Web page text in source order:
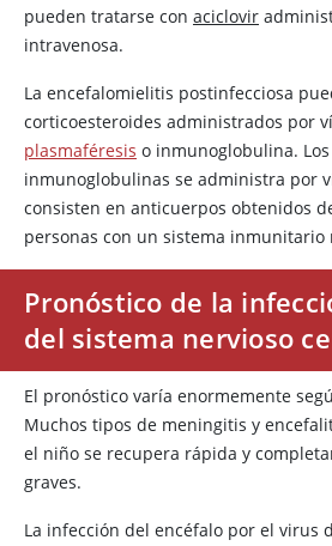
pueden tratarse con aciclovir
intravenosa.
La encefalomielitis postinfecciosa
corticoesteroides administrados por
plasmaféresis o inmunoglobulina.
inmunoglobulinas se administra por
consisten en anticuerpos obtenidos
personas con un sistema inmunitario
Pronóstico de la
del sistema nervioso
El pronóstico varía enormemente
Muchos tipos de meningitis y
el niño se recupera rápida y
graves.
La infección del encéfalo por el virus